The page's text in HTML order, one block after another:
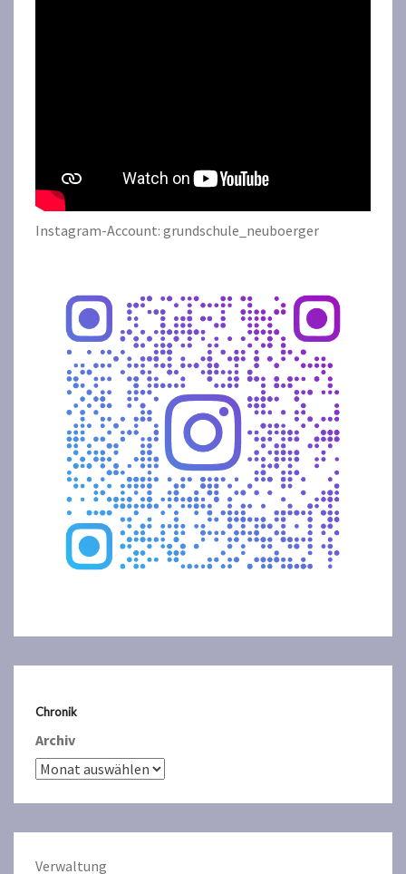
Instagram-Account: grundschule_neuboerger
Chronik
Archiv
Verwaltung